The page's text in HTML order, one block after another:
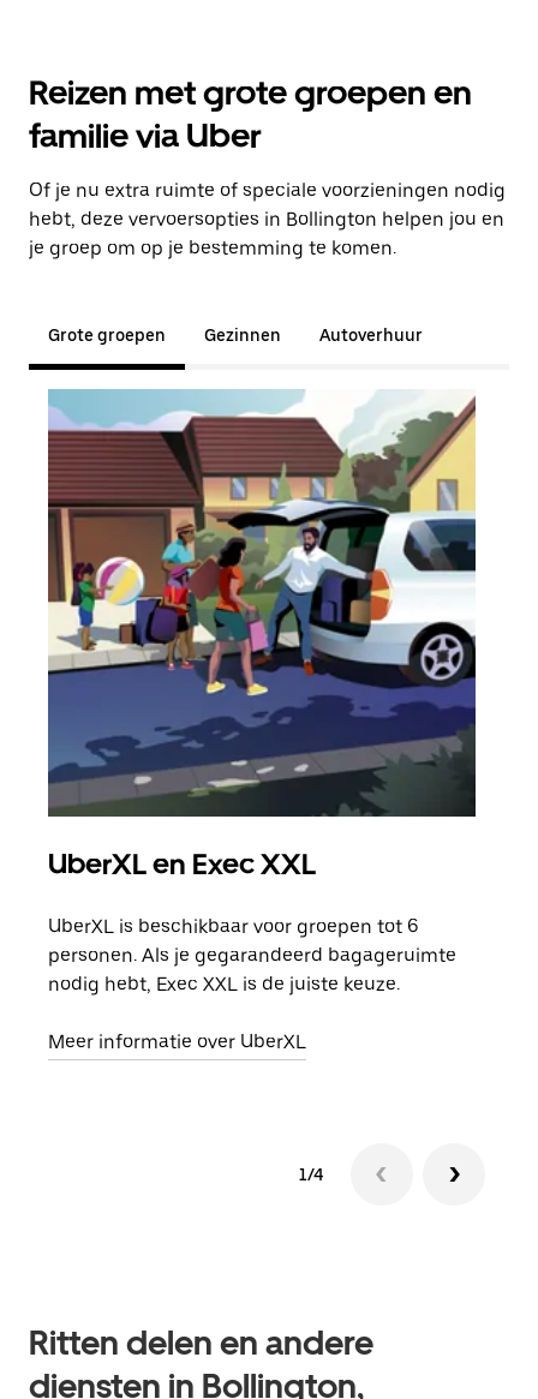
Reizen met grote groepen en
familie via Uber
Of je nu extra ruimte of speciale voorzieningen nodig
hebt, deze vervoersopties in Bollington helpen jou en
je groep om op je bestemming te komen.
Grote groepen Gezinnen Autoverhuur
UberXL en Exec XXL
UberXL is beschikbaar voor groepen tot 6
personen. Als je gegarandeerd bagageruimte
nodig hebt, Exec XXL is de juiste keuze.
Meer informatie over UberXL
1/4
Ritten delen en andere
diensten in Bollington,